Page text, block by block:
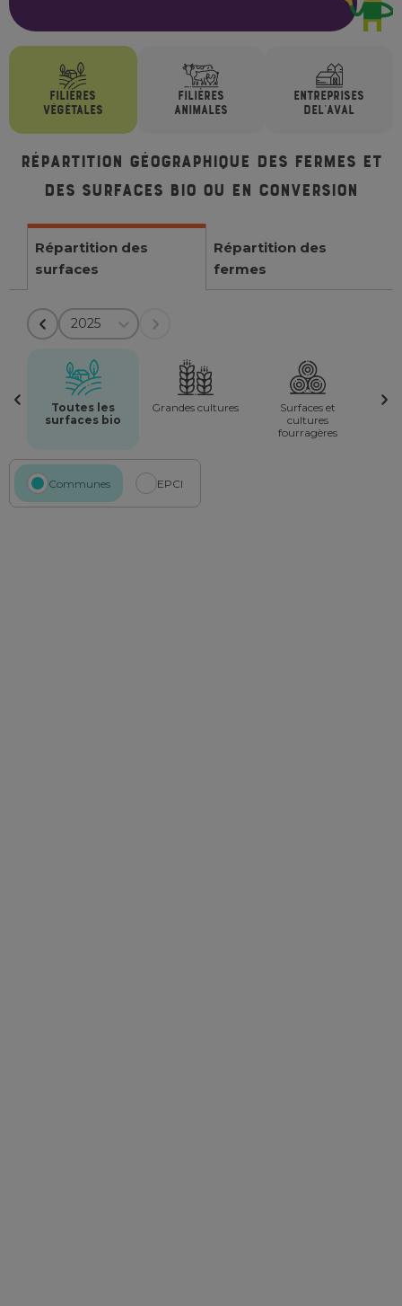
FILIÈRES
VÉGÉTALES
FILIÈRES
ANIMALES
ENTREPRISES
DEL'AVAL
Répartition géographique des fermes et
des surfaces bio ou en conversion
Répartition des
surfaces
Répartition des
fermes
2025
Toutes les
surfaces bio
Grandes cultures
Surfaces et
cultures
fourragères
Communes EPCI